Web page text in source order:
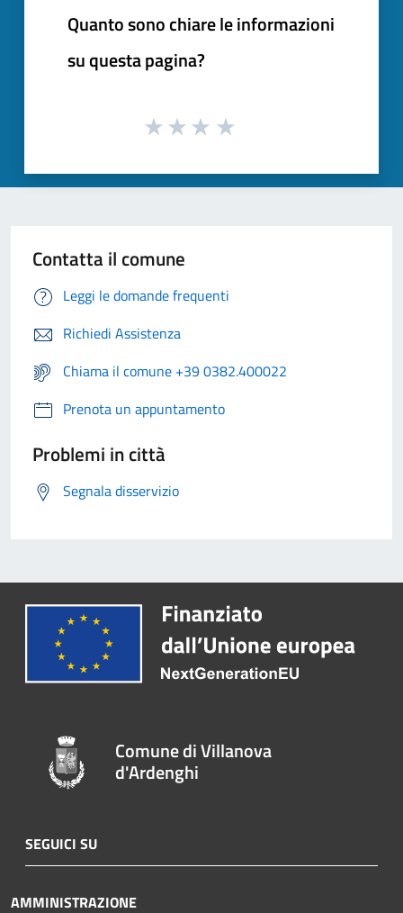
Quanto sono chiare le informazioni
su questa pagina?
Contatta il comune
Leggi le domande frequenti
Richiedi Assistenza
Chiama il comune +39 0382.400022
Prenota un appuntamento
Problemi in città
Segnala disservizio
Comune di Villanova
d'Ardenghi
SEGUICI SU
AMMINISTRAZIONE